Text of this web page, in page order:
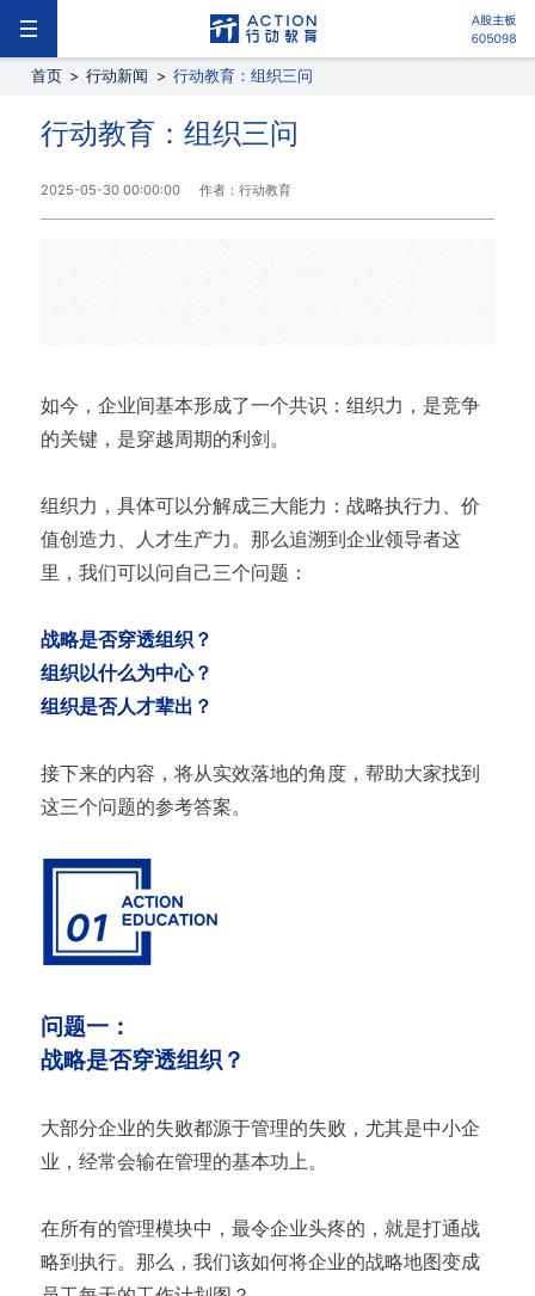
首页 > 行动新闻 > 行动教育：组织三问
行动教育：组织三问
2025-05-30 00:00:00 作者：行动教育
如今，企业间基本形成了一个共识：组织力，是竞争
的关键，是穿越周期的利剑。
组织力，具体可以分解成三大能力：战略执行力、价
值创造力、人才生产力。那么追溯到企业领导者这
里，我们可以问自己三个问题：
战略是否穿透组织？
组织以什么为中心？
组织是否人才辈出？
接下来的内容，将从实效落地的角度，帮助大家找到
这三个问题的参考答案。
问题一：
战略是否穿透组织？
大部分企业的失败都源于管理的失败，尤其是中小企
业，经常会输在管理的基本功上。
在所有的管理模块中，最令企业头疼的，就是打通战
略到执行。那么，我们该如何将企业的战略地图变成